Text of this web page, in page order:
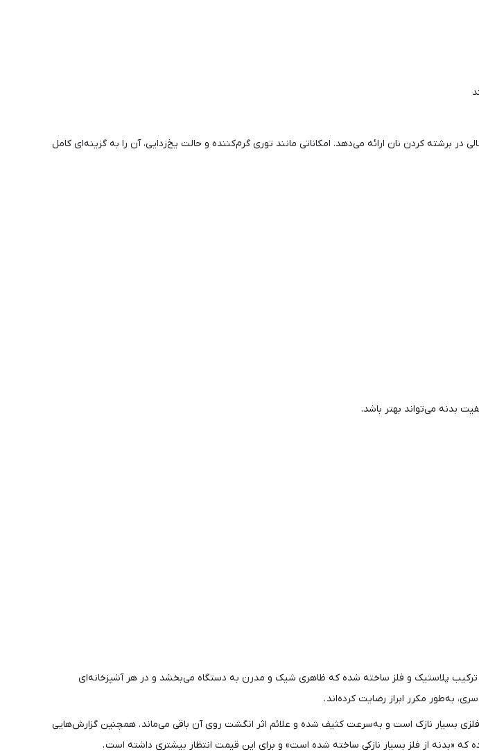
برشته کردن نان ارائه می‌دهد. امکاناتی مانند توری گرم‌کننده و حالت یخ‌زدایی، آن را به گزینه‌ای کامل
ترکیب پلاستیک و فلز ساخته شده که ظاهری شیک و مدرن به دستگاه می‌بخشد و در هر آشپزخانه‌ای
به‌طور مکرر ابراز رضایت کرده‌اند .
بسیار نازک است و به‌سرعت کثیف شده و علائم اثر انگشت روی آن باقی می‌ماند . همچنین گزارش‌هایی
که «بدنه از فلز بسیار نازکی ساخته شده است» و برای این قیمت انتظار بیشتری داشته است .